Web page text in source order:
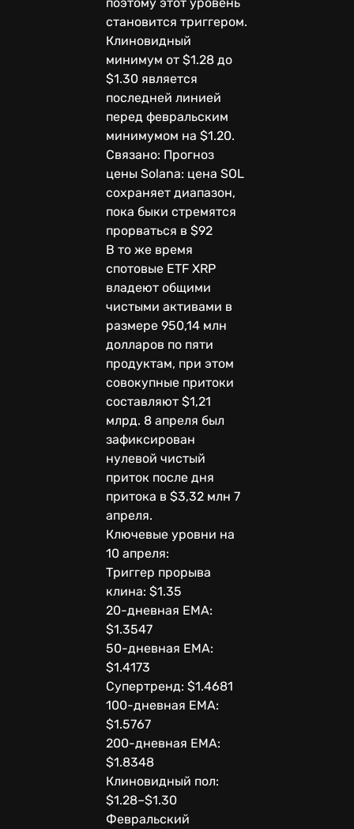
становится триггером.
Клиновидный
минимум от $1.28 до
$1.30 является
последней линией
перед февральским
минимумом на $1.20.
Связано: Прогноз
цены Solana: цена SOL
сохраняет диапазон,
пока быки стремятся
прорваться в $92
В то же время
спотовые ETF XRP
владеют общими
чистыми активами в
размере 950,14 млн
долларов по пяти
продуктам, при этом
совокупные притоки
составляют $1,21
млрд. 8 апреля был
зафиксирован
нулевой чистый
приток после дня
притока в $3,32 млн 7
апреля.
Ключевые уровни на
10 апреля:
Триггер прорыва
клина: $1.35
20-дневная EMA:
$1.3547
50-дневная EMA:
$1.4173
Супертренд: $1.4681
100-дневная EMA:
$1.5767
200-дневная EMA:
$1.8348
Клиновидный пол:
$1.28–$1.30
Февральский